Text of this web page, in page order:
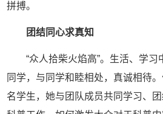
拼搏。
团结同心求真知
“众人拾柴火焰高”。生活、学
同学，与同学和睦相处，真诚相待
名学生，她与团队成员共同学习、